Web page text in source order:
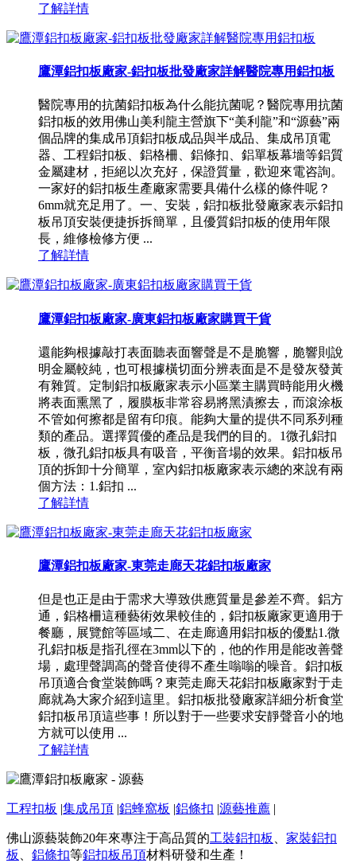
了解詳情
鷹潭鋁扣板廠家-鋁扣板批發廠家詳解醫院專用鋁扣板
醫院專用的抗菌鋁扣板為什么能抗菌呢？醫院專用抗菌
鋁扣板的效用佛山美利龍主營旗下“美利龍”和“源藝”兩
個品牌的集成吊頂鋁扣板成品與半成品、集成吊頂電
器、工程鋁扣板、鋁格柵、鋁條扣、鋁單板幕墻等鋁質
金屬建材，拒絕以次充好，保證質量，歡迎來電咨詢。
一家好的鋁扣板生產廠家需要具備什么樣的條件呢？
6mm就充足用了。一、安裝，鋁扣板批發廠家表示鋁扣
板吊頂安裝便捷拆拆簡單，且優質鋁扣板的使用年限
長，維修檢修方便 ...
了解詳情
鷹潭鋁扣板廠家-廣東鋁扣板廠家購買干貨
還能夠根據敲打表面聽表面響聲是不是脆響，脆響則說
明金屬較純，也可根據橫切面分辨表面是不是發灰發黃
有雜質。定制鋁扣板廠家表示小區業主購買時能用火機
將表面熏黑了，履膜板非常容易將黑漬擦去，而滾涂板
不管如何擦都是留有印痕。能夠大量的提供不同系列種
類的產品。選擇質優的產品是我們的目的。1微孔鋁扣
板，微孔鋁扣板具有吸音，平衡音場的效果。鋁扣板吊
頂的拆卸十分簡單，室內鋁扣板廠家表示總的來說有兩
個方法：1.鋁扣 ...
了解詳情
鷹潭鋁扣板廠家-東莞走廊天花鋁扣板廠家
但是也正是由于需求大導致供應質量是參差不齊。鋁方
通，鋁格柵這種藝術效果較佳的，鋁扣板廠家更適用于
餐廳，展覽館等區域二、在走廊適用鋁扣板的優點1.微
孔鋁扣板是指孔徑在3mm以下的，他的作用是能改善聲
場，處理聲調高的聲音使得不產生嗡嗡的噪音。鋁扣板
吊頂適合食堂裝飾嗎？東莞走廊天花鋁扣板廠家對于走
廊就為大家介紹到這里。鋁扣板批發廠家詳細分析食堂
鋁扣板吊頂這些事！所以對于一些要求安靜聲音小的地
方就可以使用 ...
了解詳情
工程扣板 |集成吊頂 |鋁蜂窩板 |鋁條扣 |源藝推薦 |
佛山源藝裝飾20年來專注于高品質的工裝鋁扣板 、 家裝鋁扣
板 、 鋁條扣等鋁扣板吊頂材料研發和生產！